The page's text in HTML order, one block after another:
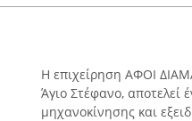
Η επιχείρηση ΑΦΟΙ
Άγιο Στέφανο, αποτελεί
μηχανοκίνησης και